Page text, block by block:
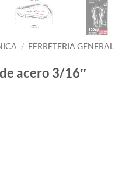
/ FERRETERIA GENERAL
acero 3/16″